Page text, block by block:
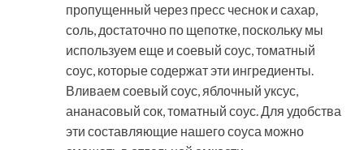
пропущенный через пресс чеснок и сахар,
соль, достаточно по щепотке, поскольку мы
используем еще и соевый соус, томатный
соус, которые содержат эти ингредиенты.
Вливаем соевый соус, яблочный уксус,
ананасовый сок, томатный соус. Для удобства
эти составляющие нашего соуса можно